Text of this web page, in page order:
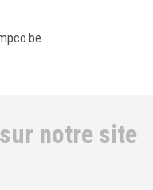
notre site